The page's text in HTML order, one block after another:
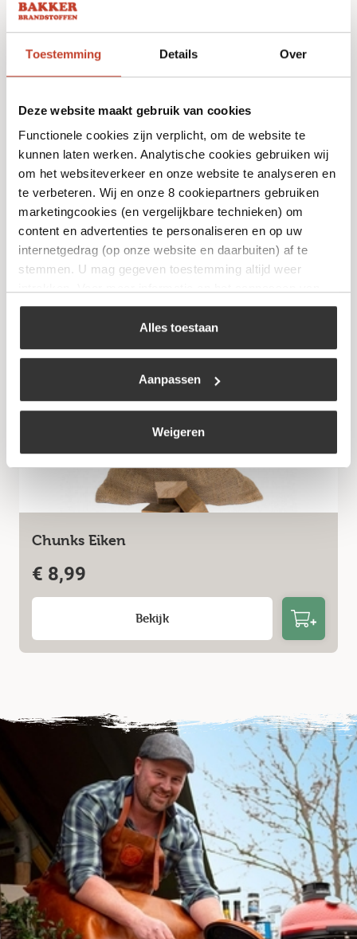
Toestemming Details Over
Deze website maakt gebruik van cookies
Functionele cookies zijn verplicht, om de website te
kunnen laten werken. Analytische cookies gebruiken wij
om het websiteverkeer en onze website te analyseren en
te verbeteren. Wij en onze 8 cookiepartners gebruiken
marketingcookies (en vergelijkbare technieken) om
content en advertenties te personaliseren en op uw
internetgedrag (op onze website en daarbuiten) af te
stemmen. U mag gegeven toestemming altijd weer
uw keuze op onze website verwijzen wij u naar ons
Alles toestaan
Aanpassen
Weigeren
Chunks Appel
€9,99
Bekijk
Niet op voorraad
Chunks Eiken
€ 8,99
Bekijk